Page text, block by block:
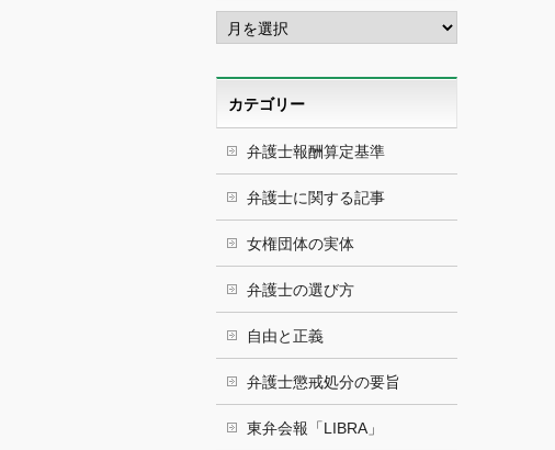
ア
ー
イ
ブカテゴリー
弁護士報酬算定基準
弁護士に関する記事
女権団体の実体
弁護士の選び方
自由と正義
弁護士懲戒処分の要旨
東弁会報「LIBRA」